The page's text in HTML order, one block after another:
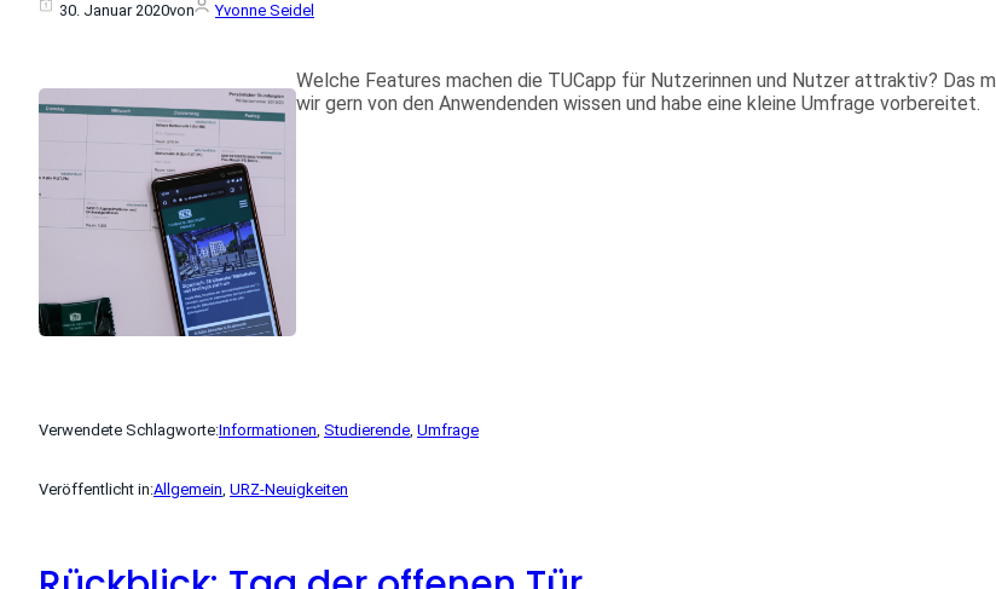
30. Januar 2020von Yvonne Seidel
Welche Features machen die TUCapp für Nutzerinnen und Nutzer attraktiv? Das
wir gern von den Anwendenden wissen und habe eine kleine Umfrage vorbereitet.
Verwendete Schlagworte:Informationen Studierende Umfrage
Veröffentlicht in:Allgemein URZ-Neuigkeiten